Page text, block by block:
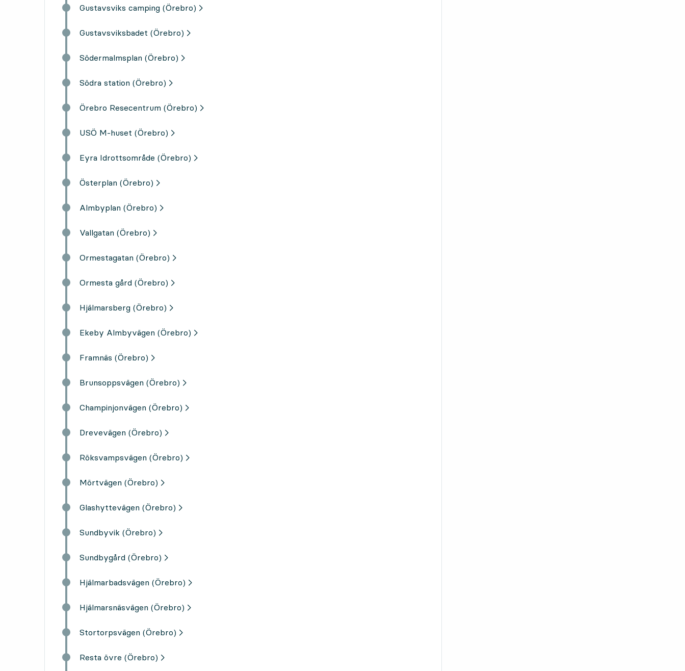
Gustavsviks camping (Örebro)
Gustavsviksbadet (Örebro)
Södermalmsplan (Örebro)
Södra station (Örebro)
Örebro Resecentrum (Örebro)
USÖ M-huset (Örebro)
Eyra Idrottsområde (Örebro)
Österplan (Örebro)
Almbyplan (Örebro)
Vallgatan (Örebro)
Ormestagatan (Örebro)
Ormesta gård (Örebro)
Hjälmarsberg (Örebro)
Ekeby Almbyvägen (Örebro)
Framnäs (Örebro)
Brunsoppsvägen (Örebro)
Champinjonvägen (Örebro)
Drevevägen (Örebro)
Röksvampsvägen (Örebro)
Mörtvägen (Örebro)
Glashyttevägen (Örebro)
Sundbyvik (Örebro)
Sundbygård (Örebro)
Hjälmarbadsvägen (Örebro)
Hjälmarsnäsvägen (Örebro)
Stortorpsvägen (Örebro)
Resta övre (Örebro)